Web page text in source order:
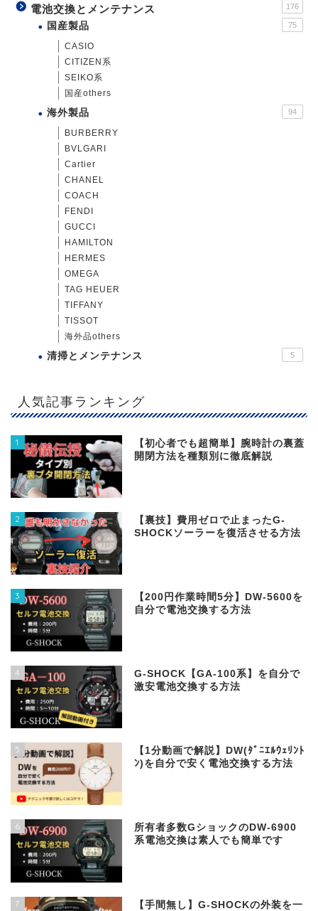
電池交換とメンテナンス 176
国産製品 75
CASIO
CITIZEN系
SEIKO系
国産others
海外製品 94
BURBERRY
BVLGARI
Cartier
CHANEL
COACH
FENDI
GUCCI
HAMILTON
HERMES
OMEGA
TAG HEUER
TIFFANY
TISSOT
海外品others
清掃とメンテナンス 5
人気記事ランキング
1
【初心者でも超簡単】腕時計の裏蓋
開閉方法を種類別に徹底解説
2
【裏技】費用ゼロで止まったG-
SHOCKソーラーを復活させる方法
3
【200円作業時間5分】DW‐5600を
自分で電池交換する方法
4
G-SHOCK【GA-100系】を自分で
激安電池交換する方法
5
【1分動画で解説】DW(ﾀﾞﾆｴﾙｳｪﾘﾝﾄ
ﾝ)を自分で安く電池交換する方法
6
所有者多数GショックのDW-6900
系電池交換は素人でも簡単です
7
【手間無し】G-SHOCKの外装を一